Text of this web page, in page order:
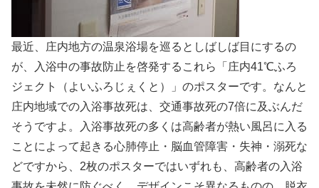
最近、庄内地方の温泉浴場を巡るとしばしば目にするの
が、入浴中の事故防止を啓発するこれら「庄内41℃ふろ
ジェクト（よいふろじぇくと）」のポスターです。なんと
庄内地域での入浴事故死は、交通事故死の7倍に及ぶんだ
そうですよ。入浴事故死の多くは高齢者が熱い風呂に入る
ことによって起きる心肺停止・脳血管障害・失神・溺死な
どですから、2枚のポスターではいずれも、高齢者の入浴